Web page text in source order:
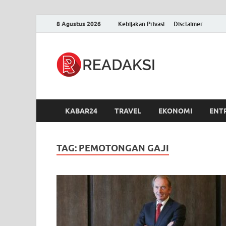
8 Agustus 2026 Kebijakan Privasi Disclaimer
KABAR24 TRAVEL EKONOMI
TAG: PEMOTONGAN GAJI